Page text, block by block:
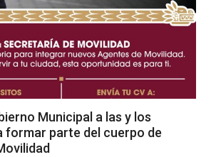
Municipal a las y los
formar parte del cuerpo de